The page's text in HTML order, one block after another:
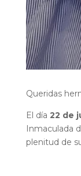
Queridas
El día 22 de
Inmaculada
plenitud de